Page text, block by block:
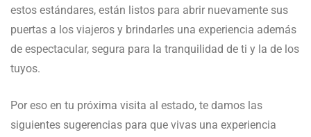
estos estándares, están listos para abrir nuevamente sus
puertas a los viajeros y brindarles una experiencia además
de espectacular, segura para la tranquilidad de ti y la de los
tuyos.
Por eso en tu próxima visita al estado, te damos las
siguientes sugerencias para que vivas una experiencia